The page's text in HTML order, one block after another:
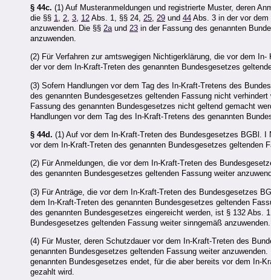
§ 44c. (1) Auf Musteranmeldungen und registrierte Muster, deren
die §§ 1 2 3 12 Abs. 1, §§ 24, 25 29 und 44 Abs. 3 in der vor dem
anzuwenden. Die §§ 2a und 23 in der Fassung des genannten
anzuwenden.
(2) Für Verfahren zur amtswegigen Nichtigerklärung, die vor dem
der vor dem In-Kraft-Treten des genannten Bundesgesetzes
(3) Sofern Handlungen vor dem Tag des In-Kraft-Tretens des
des genannten Bundesgesetzes geltenden Fassung nicht
Fassung des genannten Bundesgesetzes nicht geltend gemacht
Handlungen vor dem Tag des In-Kraft-Tretens des genannten
§ 44d. (1) Auf vor dem In-Kraft-Treten des Bundesgesetzes BGBl.
vor dem In-Kraft-Treten des genannten Bundesgesetzes geltenden
(2) Für Anmeldungen, die vor dem In-Kraft-Treten des
des genannten Bundesgesetzes geltenden Fassung weiter
(3) Für Anträge, die vor dem In-Kraft-Treten des Bundesgesetzes
dem In-Kraft-Treten des genannten Bundesgesetzes geltenden
des genannten Bundesgesetzes eingereicht werden, ist § 132 Abs.
Bundesgesetzes geltenden Fassung weiter sinngemäß anzuwenden.
(4) Für Muster, deren Schutzdauer vor dem In-Kraft-Treten des
genannten Bundesgesetzes geltenden Fassung weiter
genannten Bundesgesetzes endet, für die aber bereits vor dem In-
gezahlt wird.